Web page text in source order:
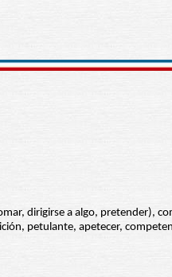
dirigirse a algo, pretender),
petulante, apetecer,